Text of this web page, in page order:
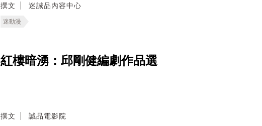
撰文 迷誠品內容中心
迷動漫
紅樓暗湧：邱剛健編劇作品選
撰文 誠品電影院